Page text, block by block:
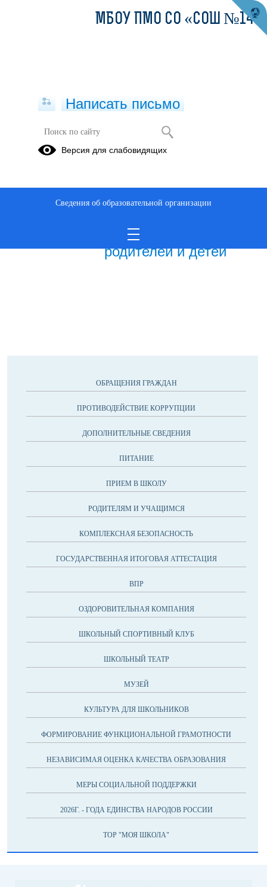
Зимние каникулы
Памятки для
родителей и детей
ОБРАЩЕНИЯ ГРАЖДАН
ПРОТИВОДЕЙСТВИЕ КОРРУПЦИИ
ДОПОЛНИТЕЛЬНЫЕ СВЕДЕНИЯ
ПИТАНИЕ
ПРИЕМ В ШКОЛУ
РОДИТЕЛЯМ И УЧАЩИМСЯ
КОМПЛЕКСНАЯ БЕЗОПАСНОСТЬ
ГОСУДАРСТВЕННАЯ ИТОГОВАЯ АТТЕСТАЦИЯ
ВПР
ОЗДОРОВИТЕЛЬНАЯ КОМПАНИЯ
ШКОЛЬНЫЙ СПОРТИВНЫЙ КЛУБ
ШКОЛЬНЫЙ ТЕАТР
МУЗЕЙ
КУЛЬТУРА ДЛЯ ШКОЛЬНИКОВ
ФОРМИРОВАНИЕ ФУНКЦИОНАЛЬНОЙ ГРАМОТНОСТИ
НЕЗАВИСИМАЯ ОЦЕНКА КАЧЕСТВА ОБРАЗОВАНИЯ
МЕРЫ СОЦИАЛЬНОЙ ПОДДЕРЖКИ
2026Г. - ГОДА ЕДИНСТВА НАРОДОВ РОССИИ
ТОР "МОЯ ШКОЛА"
МБОУ ПМО СО «СОШ №14»
Написать письмо
Версия для слабовидящих
Сведения об образовательной организации